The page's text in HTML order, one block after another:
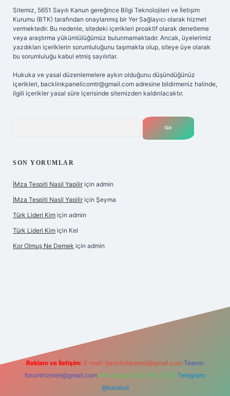
Sitemiz, 5651 Sayılı Kanun gereğince Bilgi Teknolojileri ve İletişim
Kurumu (BTK) tarafından onaylanmış bir Yer Sağlayıcı olarak hizmet
vermektedir. Bu nedenle, sitedeki içerikleri proaktif olarak denetleme
veya araştırma yükümlülüğümüz bulunmamaktadır. Ancak, üyelerimiz
yazdıkları içeriklerin sorumluluğunu taşımakta olup, siteye üye olarak
bu sorumluluğu kabul etmiş sayılırlar.
Hukuka ve yasal düzenlemelere aykırı olduğunu düşündüğünüz
içerikleri, backlinkpanelicomtr@gmail.com adresine bildirmeniz halinde,
ilgili içerikler yasal süre içerisinde sitemizden kaldırılacaktır.
SON YORUMLAR
İMza Tespiti Nasil Yapilir için admin
İMza Tespiti Nasil Yapilir için Şeyma
Türk Lideri Kim için admin
Türk Lideri Kim için Kel
Kor Olmuş Ne Demek için admin
Reklam ve İletişim: E-mail: backlinkpaneli@gmail.com Teams:
forumhizmeti@gmail.com Whatsapp: 0262 606 0 726 Telegram:
@karabul